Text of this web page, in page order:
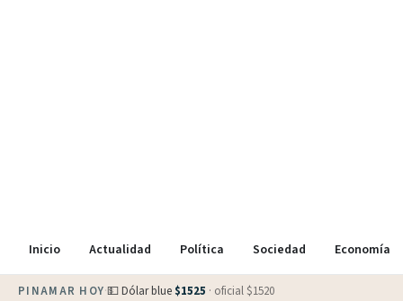
Inicio Actualidad Política Sociedad Economía
PINAMAR HOY·💵 Dólar blue $1525 · oficial $1520